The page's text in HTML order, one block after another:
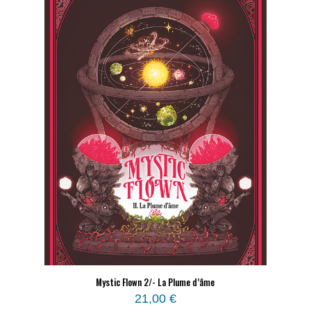
Mystic Flown 2/- La Plume d’âme
21,00 €